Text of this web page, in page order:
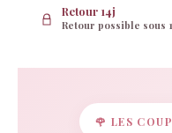
Retour 14j
Retour possible sous
🌹 LES